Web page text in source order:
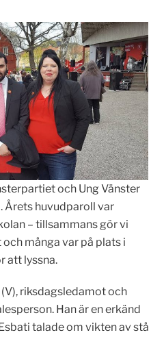
och Ung Vänster
Årets huvudparoll var
– tillsammans gör vi
många var på plats i
att lyssna.
riksdagsledamot och
Han är en erkänd
talade om vikten av stå